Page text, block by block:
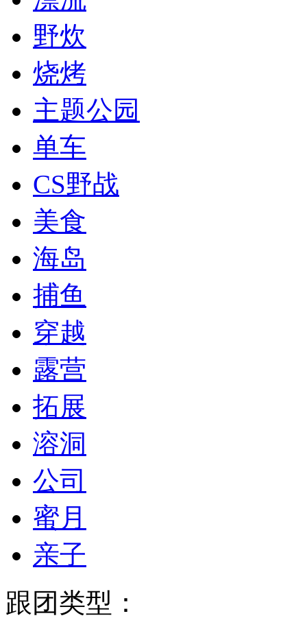
野炊
烧烤
主题公园
单车
CS野战
美食
海岛
捕鱼
穿越
露营
拓展
溶洞
公司
蜜月
亲子
跟团类型：